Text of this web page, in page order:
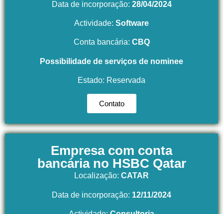
Data de incorporação: 28/04/2024
Actividade: Software
Conta bancária: CBQ
Possibilidade de serviços de nominee
Estado: Reservada
Contato
Empresa com conta
bancária no HSBC Qatar
Localização: CATAR
Data de incorporação: 12/11/2024